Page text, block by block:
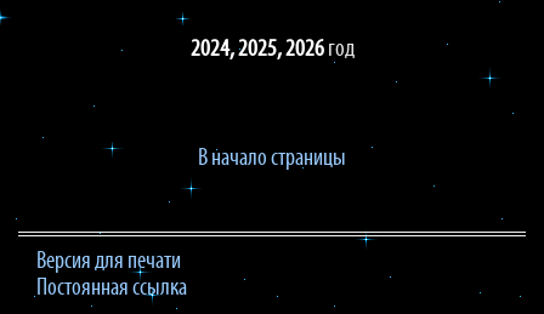
2024,2025,2026год
В начало страницы
Версия для печати
Постоянная ссылка